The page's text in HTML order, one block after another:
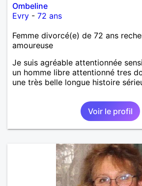
Ombeline
Evry - 72 ans
Femme divorcé(e) de 72 ans
amoureuse
Je suis agréable attentionnée
un homme libre attentionné tres
une très belle longue histoire
Voir le profil